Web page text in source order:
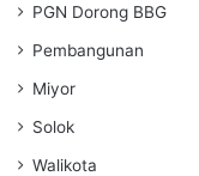
PGN Dorong BBG
Pembangunan
Miyor
Solok
Walikota